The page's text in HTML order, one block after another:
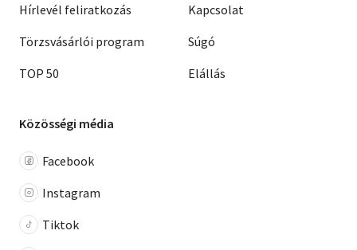
Hírlevél feliratkozás
Törzsvásárlói program
TOP 50
Kapcsolat
Súgó
Elállás
Közösségi média
Facebook
Instagram
Tiktok